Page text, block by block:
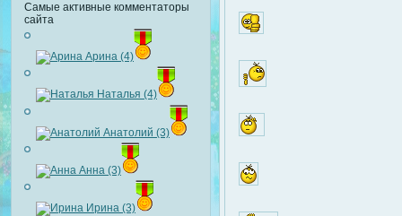
Самые активные комментаторы
сайта
Арина (4)
Наталья (4)
Анатолий (3)
Анна (3)
Ирина (3)